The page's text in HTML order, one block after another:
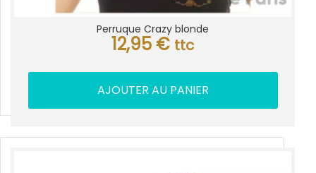
Perruque Crazy blonde
12,95 € ttc
AJOUTER AU PANIER